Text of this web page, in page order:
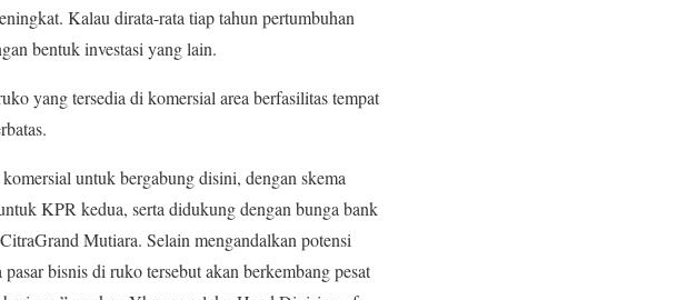
Kalau dirata-rata tiap tahun pertumbuhan
bentuk investasi yang lain.
yang tersedia di komersial area berfasilitas tempat
untuk bergabung disini, dengan skema
KPR kedua, serta didukung dengan bunga bank
Mutiara. Selain mengandalkan potensi
bisnis di ruko tersebut akan berkembang pesat